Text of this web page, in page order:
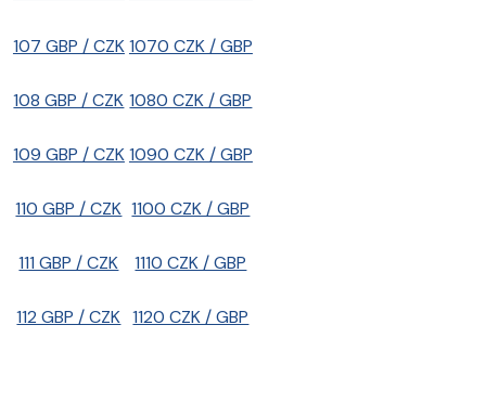
107 GBP / CZK
108 GBP / CZK
109 GBP / CZK
110 GBP / CZK
111 GBP / CZK
112 GBP / CZK
1070 CZK / GBP
1080 CZK / GBP
1090 CZK / GBP
1100 CZK / GBP
1110 CZK / GBP
1120 CZK / GBP